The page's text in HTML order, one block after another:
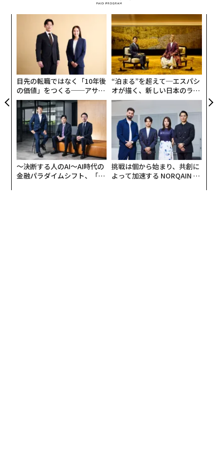
目先の転職ではなく「10年後
の価値」をつくる──アサイ
ンの長期伴走型支援とは
“泊まる”を超えて─エスパシ
オが描く、新しい日本のラグ
ジュアリー（中編）
〜決断する人のAI〜AI時代の
金融パラダイムシフト、「超
挑戦は個から始まり、共創に
よって加速する NORQAIN JA